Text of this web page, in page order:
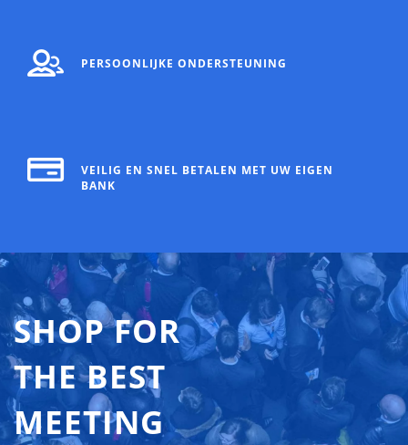
PERSOONLIJKE ONDERSTEUNING
VEILIG EN SNEL BETALEN MET UW EIGEN
BANK
SHOP FOR
THE BEST
MEETING